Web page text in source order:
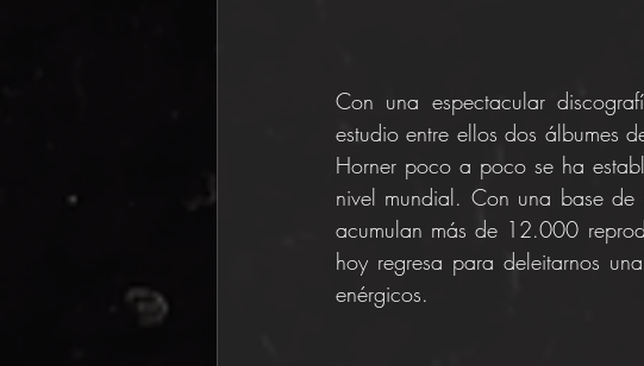
Con una espectacular
estudio entre ellos dos álbumes
Horner poco a poco se ha
nivel mundial. Con una base
acumulan más de 12.000
hoy regresa para deleitarnos
enérgicos.